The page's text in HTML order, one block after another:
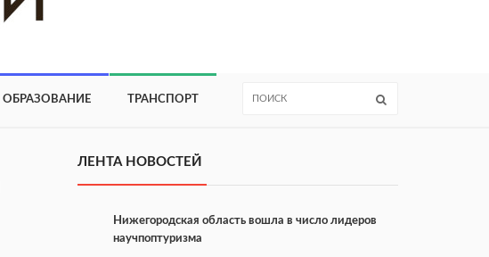
ОБРАЗОВАНИЕ ТРАНСПОРТ
ЛЕНТА НОВОСТЕЙ
Нижегородская область вошла в число лидеров
научпоптуризма